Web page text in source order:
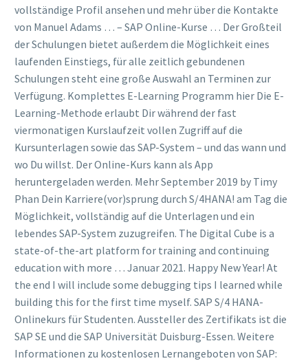
vollständige Profil ansehen und mehr über die Kontakte
von Manuel Adams … – SAP Online-Kurse … Der Großteil
der Schulungen bietet außerdem die Möglichkeit eines
laufenden Einstiegs, für alle zeitlich gebundenen
Schulungen steht eine große Auswahl an Terminen zur
Verfügung. Komplettes E-Learning Programm hier Die E-
Learning-Methode erlaubt Dir während der fast
viermonatigen Kurslaufzeit vollen Zugriff auf die
Kursunterlagen sowie das SAP-System – und das wann und
wo Du willst. Der Online-Kurs kann als App
heruntergeladen werden. Mehr September 2019 by Timy
Phan Dein Karriere(vor)sprung durch S/4HANA! am Tag die
Möglichkeit, vollständig auf die Unterlagen und ein
lebendes SAP-System zuzugreifen. The Digital Cube is a
state-of-the-art platform for training and continuing
education with more … Januar 2021. Happy New Year! At
the end I will include some debugging tips I learned while
building this for the first time myself. SAP S/4 HANA-
Onlinekurs für Studenten. Aussteller des Zertifikats ist die
SAP SE und die SAP Universität Duisburg-Essen. Weitere
Informationen zu kostenlosen Lernangeboten von SAP: